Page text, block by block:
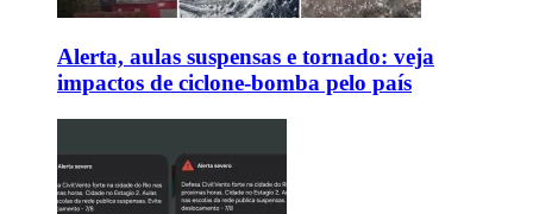
Alerta, aulas suspensas e tornado: veja
impactos de ciclone-bomba pelo país